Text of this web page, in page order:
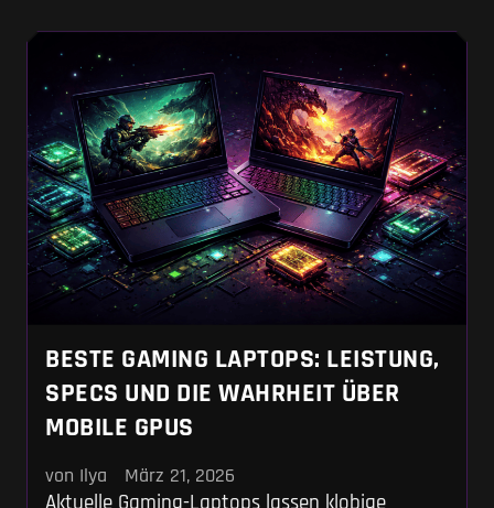
BESTE GAMING LAPTOPS: LEISTUNG,
SPECS UND DIE WAHRHEIT ÜBER
MOBILE GPUS
von Ilya März 21, 2026